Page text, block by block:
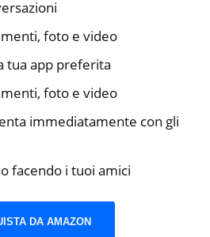
foto e video
tua app preferita
foto e video
immediatamente con gli
facendo i tuoi amici
DA AMAZON